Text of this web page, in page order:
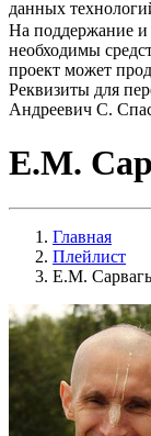
данных
На поддержание и
необходимы
проект может
Реквизиты для
Андреевич С.
Е.М.
Главная
Плейлист
Е.М.